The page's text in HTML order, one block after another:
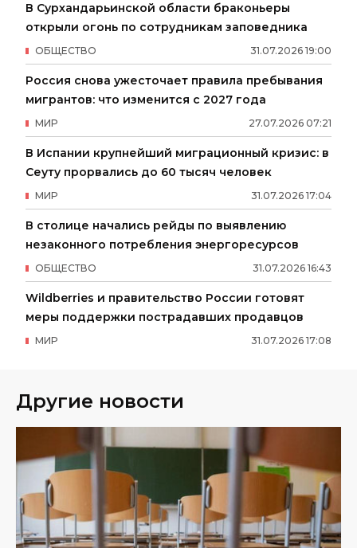
В Сурхандарьинской области браконьеры
открыли огонь по сотрудникам заповедника
31.07.2026 19:00
ОБЩЕСТВО
Россия снова ужесточает правила пребывания
мигрантов: что изменится с 2027 года
27.07.2026 07:21
МИР
В Испании крупнейший миграционный кризис: в
Сеуту прорвались до 60 тысяч человек
31.07.2026 17:04
МИР
В столице начались рейды по выявлению
незаконного потребления энергоресурсов
31.07.2026 16:43
ОБЩЕСТВО
Wildberries и правительство России готовят
меры поддержки пострадавших продавцов
31.07.2026 17:08
МИР
Другие новости